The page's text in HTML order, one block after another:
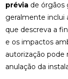
préviade órgãos
geralmente inclui
que descreva a
e os impactos
autorização pode
anulação da